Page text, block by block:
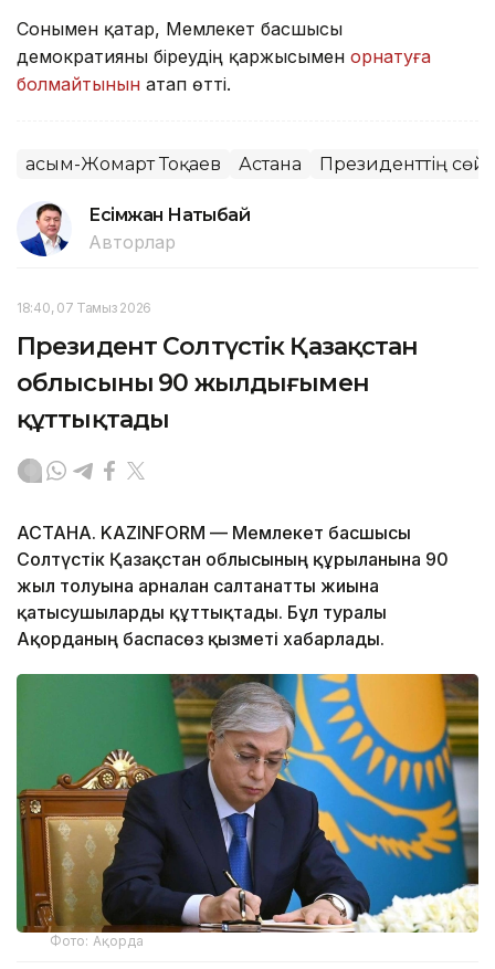
Сонымен қатар, Мемлекет басшысы
демократияны біреудің қаржысымен орнатуға
болмайтынын атап өтті.
Қасым-Жомарт Тоқаев Астана Президенттің
Есімжан Нақтыбай
Авторлар
18:40, 07 Тамыз 2026
Президент Солтүстік Қазақстан
облысының 90 жылдығымен
құттықтады
АСТАНА. KAZINFORM — Мемлекет басшысы
Солтүстік Қазақстан облысының құрылғанына 90
жыл толуына арналған салтанатты жиынға
қатысушыларды құттықтады. Бұл туралы
Ақорданың баспасөз қызметі хабарлады.
Фото: Ақорда